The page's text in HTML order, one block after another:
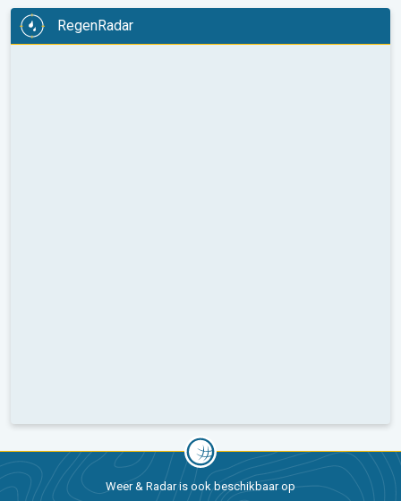
RegenRadar
Weer & Radar is ook beschikbaar op